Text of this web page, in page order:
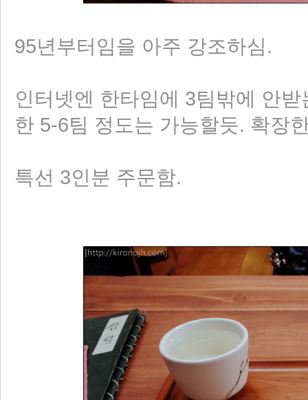
95년부터임을 아주 강조하심.
인터넷엔 한타임에 3팀밖에 안
한 5-6팀 정도는 가능할듯. 확장
특선 3인분 주문함.